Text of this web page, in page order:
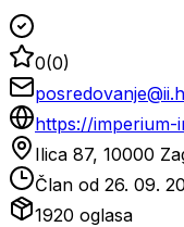
0(0)
https://imperium-
Ilica 87, 10000
Član od 26. 09.
1920 oglasa